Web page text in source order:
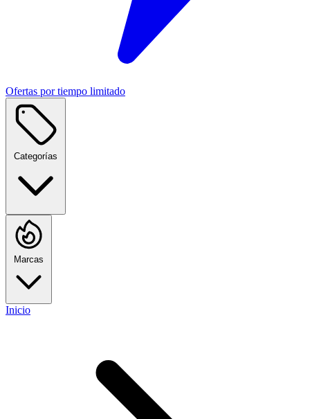
Ofertas por tiempo limitado
Categorías
Marcas
Inicio